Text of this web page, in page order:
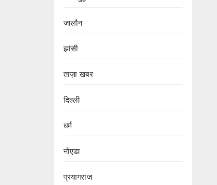
जालौन
झांसी
ताज़ा खबर
दिल्ली
धर्म
नोएडा
प्रयागराज